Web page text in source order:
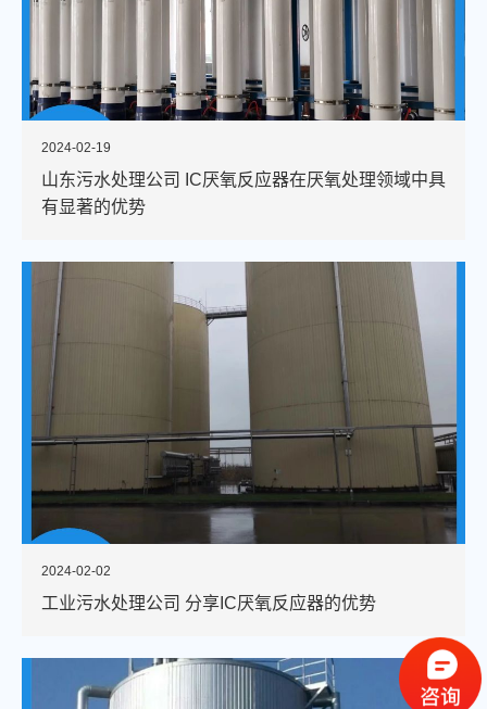
2024-02-19
山东污水处理公司 IC厌氧反应器在厌氧处理领域中具
有显著的优势
2024-02-02
工业污水处理公司 分享IC厌氧反应器的优势